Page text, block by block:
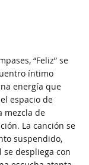
“Feliz” se
íntimo
energía que
espacio de
mezcla de
La canción se
suspendido,
se despliega con